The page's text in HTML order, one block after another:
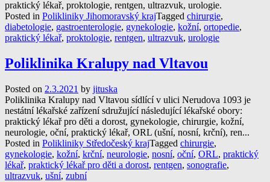
praktický lékař, proktologie, rentgen, ultrazvuk, urologie.
Posted in Polikliniky Jihomoravský krajTagged chirurgie,
diabetologie, gastroenterologie, gynekologie, kožní, ortopedie,
praktický lékař, proktologie, rentgen, ultrazvuk, urologie
Poliklinika Kralupy nad Vltavou
Posted on 2.3.2021 by jituska
Poliklinika Kralupy nad Vltavou sídlící v ulici Nerudova 1093 je
nestátní lékařské zařízení sdružující následující lékařské obory:
praktický lékař pro děti a dorost, gynekologie, chirurgie, kožní,
neurologie, oční, praktický lékař, ORL (ušní, nosní, krční), ren...
Posted in Polikliniky Středočeský krajTagged chirurgie,
gynekologie, kožní, krční, neurologie, nosní, oční, ORL, praktický
lékař, praktický lékař pro děti a dorost, rentgen, sonografie,
ultrazvuk, ušní, zubní